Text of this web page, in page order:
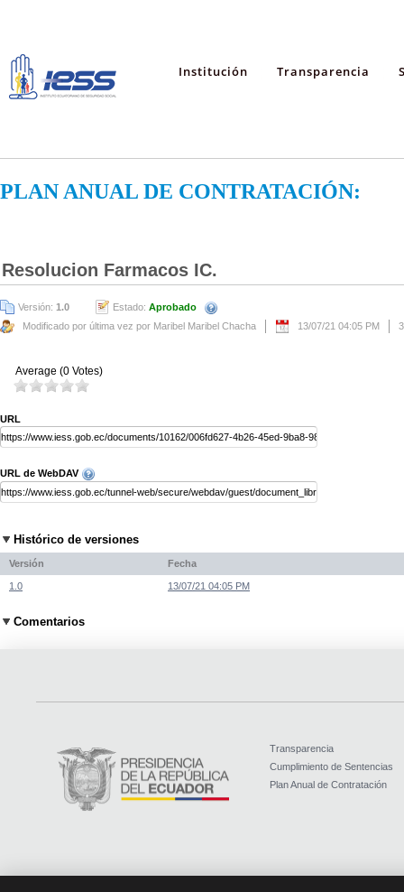
Institución Transparencia
PLAN ANUAL DE CONTRATACIÓN:
Resolucion Farmacos IC.
Versión: 1.0 Estado: Aprobado
Modificado por última vez por Maribel Maribel Chacha
13/07/21 04:05 PM
Average (0 Votes)
URL
URL de WebDAV
Histórico de versiones
Versión Fecha
1.0 13/07/21 04:05 PM
Comentarios
Transparencia
Cumplimiento de Sentencias
Plan Anual de Contratación